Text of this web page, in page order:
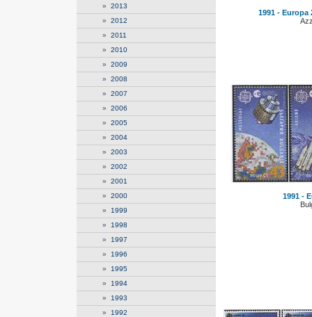
» 2013
» 2012
» 2011
» 2010
» 2009
» 2008
» 2007
» 2006
» 2005
» 2004
» 2003
» 2002
» 2001
» 2000
» 1999
» 1998
» 1997
» 1996
» 1995
» 1994
» 1993
» 1992
1991 - Europa
1991 -